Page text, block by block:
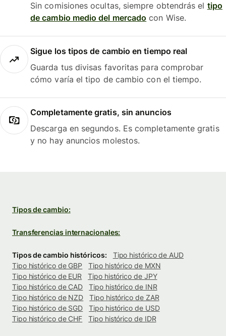
Sin comisiones ocultas, siempre obtendrás el tipo
de cambio medio del mercado con Wise.
Sigue los tipos de cambio en tiempo real
Guarda tus divisas favoritas para comprobar
cómo varía el tipo de cambio con el tiempo.
Completamente gratis, sin anuncios
Descarga en segundos. Es completamente gratis
y no hay anuncios molestos.
Tipos de cambio:
Transferencias internacionales:
Tipos de cambio históricos:
Tipo histórico de AUD
Tipo histórico de GBP
Tipo histórico de MXN
Tipo histórico de EUR
Tipo histórico de JPY
Tipo histórico de CAD
Tipo histórico de INR
Tipo histórico de NZD
Tipo histórico de ZAR
Tipo histórico de SGD
Tipo histórico de USD
Tipo histórico de CHF
Tipo histórico de IDR